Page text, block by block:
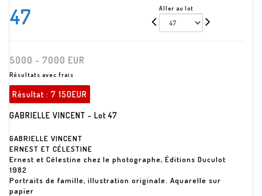
47 Aller au lot
5000 - 7000 EUR
Résultats avec frais
Résultat : 7 150EUR
GABRIELLE VINCENT - Lot 47
GABRIELLE VINCENT
ERNEST ET CÉLESTINE
Ernest et Célestine chez le photographe, Éditions Duculot
1982
Portraits de famille, illustration originale. Aquarelle sur
papier